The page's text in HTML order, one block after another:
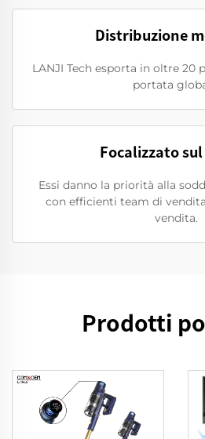
Distribuzione
LANJI Tech esporta in oltre 20
portata
Focalizzato
Essi danno la priorità alla
con efficienti team di
vendita.
Prodotti